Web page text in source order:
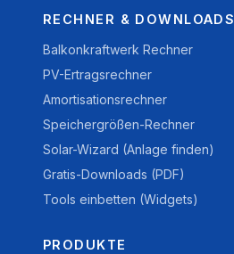
RECHNER & DOWNLOADS
Balkonkraftwerk Rechner
PV-Ertragsrechner
Amortisationsrechner
Speichergrößen-Rechner
Solar-Wizard (Anlage finden)
Gratis-Downloads (PDF)
Tools einbetten (Widgets)
PRODUKTE